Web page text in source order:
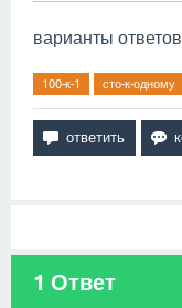
варианты ответов
100-к-1 сто-к-одному
1 Ответ